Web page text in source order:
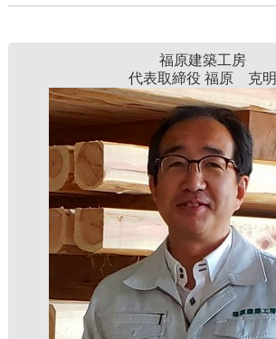
福原建築工房
代表取締役 福原 克明